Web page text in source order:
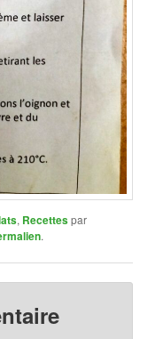
, Recettespar
.